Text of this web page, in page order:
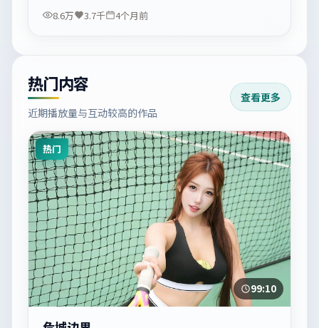
8.6万 3.7千 4个月前
热门内容
近期播放量与互动较高的作品
查看更多
热门
99:10